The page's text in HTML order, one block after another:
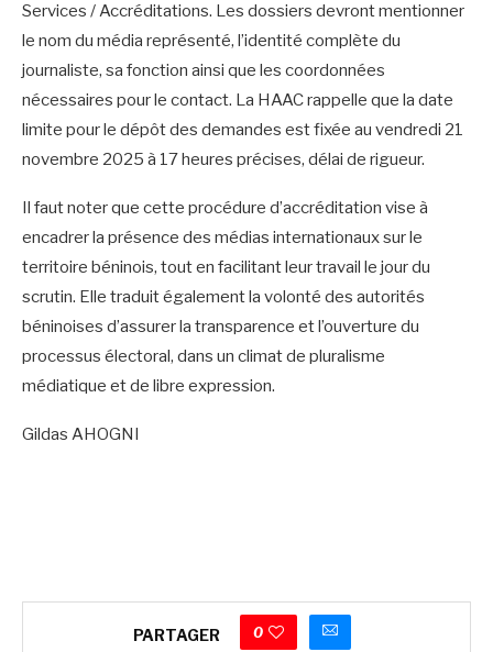
Services / Accréditations. Les dossiers devront mentionner
le nom du média représenté, l’identité complète du
journaliste, sa fonction ainsi que les coordonnées
nécessaires pour le contact. La HAAC rappelle que la date
limite pour le dépôt des demandes est fixée au vendredi 21
novembre 2025 à 17 heures précises, délai de rigueur.
Il faut noter que cette procédure d’accréditation vise à
encadrer la présence des médias internationaux sur le
territoire béninois, tout en facilitant leur travail le jour du
scrutin. Elle traduit également la volonté des autorités
béninoises d’assurer la transparence et l’ouverture du
processus électoral, dans un climat de pluralisme
médiatique et de libre expression.
Gildas AHOGNI
PARTAGER 0